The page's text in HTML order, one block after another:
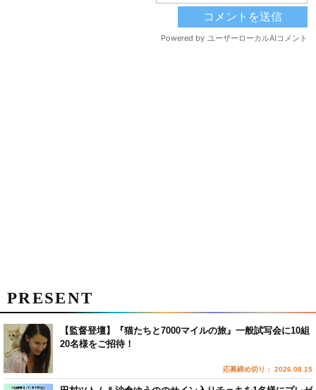
PRESENT
【監督登壇】『猫たちと7000マイルの旅』一般試写会に10組
20名様をご招待！
応募締め切り： 2026.08.15